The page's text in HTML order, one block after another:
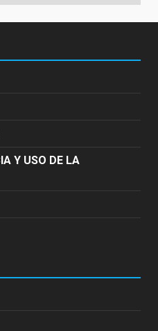
Y USO DE LA